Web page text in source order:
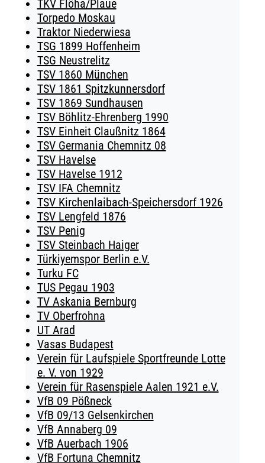
TKV Flöha/Plaue
Torpedo Moskau
Traktor Niederwiesa
TSG 1899 Hoffenheim
TSG Neustrelitz
TSV 1860 München
TSV 1861 Spitzkunnersdorf
TSV 1869 Sundhausen
TSV Böhlitz-Ehrenberg 1990
TSV Einheit Claußnitz 1864
TSV Germania Chemnitz 08
TSV Havelse
TSV Havelse 1912
TSV IFA Chemnitz
TSV Kirchenlaibach-Speichersdorf 1926
TSV Lengfeld 1876
TSV Penig
TSV Steinbach Haiger
Türkiyemspor Berlin e.V.
Turku FC
TUS Pegau 1903
TV Askania Bernburg
TV Oberfrohna
UT Arad
Vasas Budapest
Verein für Laufspiele Sportfreunde Lotte
e. V. von 1929
Verein für Rasenspiele Aalen 1921 e.V.
VfB 09 Pößneck
VfB 09/13 Gelsenkirchen
VfB Annaberg 09
VfB Auerbach 1906
VfB Fortuna Chemnitz